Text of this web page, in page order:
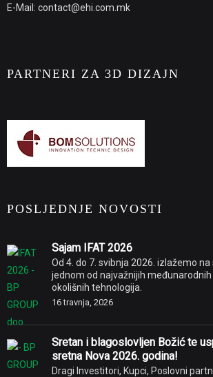
E-Mail: contact@ehi.com.mk
PARTNERI ZA 3D DIZAJN
POSLJEDNJE NOVOSTI
Sajam IFAT 2026
Od 4. do 7. svibnja 2026. izlažemo na
jednom od najvažnijih
okolišnih tehnologija.
16 travnja, 2026
Sretan i blagoslovljen Božić te
sretna Nova 2026. godina!
Dragi Investitori, Kupci, Poslovni